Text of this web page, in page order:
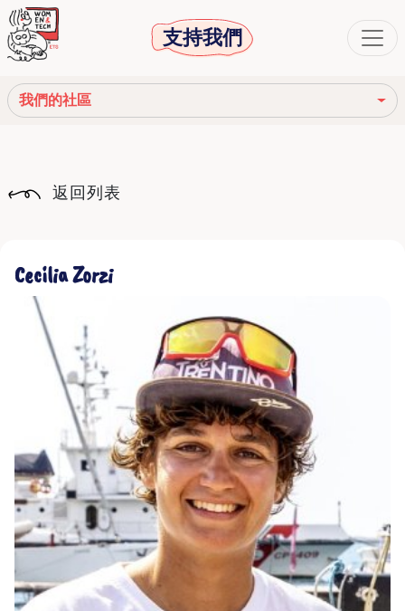
支持我們
我們的社區
我們的網絡
我們的社區
返回列表
Cecilia Zorzi